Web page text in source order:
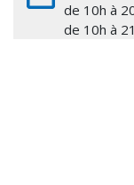
de 10h à
de 10h à